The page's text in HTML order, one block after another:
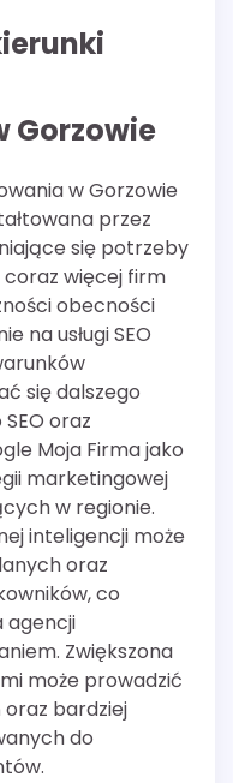
Gorzowie
w Gorzowie
przez
się potrzeby
coraz więcej firm
obecności
na usługi SEO
się dalszego
oraz
Moja Firma jako
marketingowej
w regionie.
inteligencji może
oraz
co
agencji
Zwiększona
może prowadzić
bardziej
do